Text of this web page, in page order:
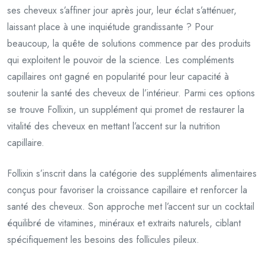
ses cheveux s’affiner jour après jour, leur éclat s’atténuer,
laissant place à une inquiétude grandissante ? Pour
beaucoup, la quête de solutions commence par des produits
qui exploitent le pouvoir de la science. Les compléments
capillaires ont gagné en popularité pour leur capacité à
soutenir la santé des cheveux de l’intérieur. Parmi ces options
se trouve Follixin, un supplément qui promet de restaurer la
vitalité des cheveux en mettant l’accent sur la nutrition
capillaire.
Follixin s’inscrit dans la catégorie des suppléments alimentaires
conçus pour favoriser la croissance capillaire et renforcer la
santé des cheveux. Son approche met l’accent sur un cocktail
équilibré de vitamines, minéraux et extraits naturels, ciblant
spécifiquement les besoins des follicules pileux.